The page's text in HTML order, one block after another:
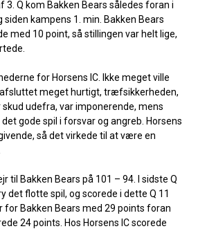
3. Q kom Bakken Bears således foran i
kampens 1. min. Bakken Bears
med 10 point, så stillingen var helt lige,
for Horsens IC. Ikke meget ville
afsluttet meget hurtigt, træfsikkerheden,
udefra, var imponerende, mens
gode spil i forsvar og angreb. Horsens
så det virkede til at være en
til Bakken Bears på 101 – 94. I sidste Q
det flotte spil, og scorede i dette Q 11
for Bakken Bears med 29 points foran
24 points. Hos Horsens IC scorede